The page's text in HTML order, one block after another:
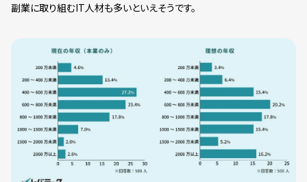
副業に取り組むIT人材も多いといえそうです。